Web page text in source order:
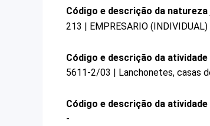
Código e descrição da
213 | EMPRESARIO (INDIVIDUAL)
Código e descrição da
5611-2/03 | Lanchonetes, casas
Código e descrição da
-